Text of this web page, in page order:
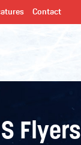
Contact
Flyers